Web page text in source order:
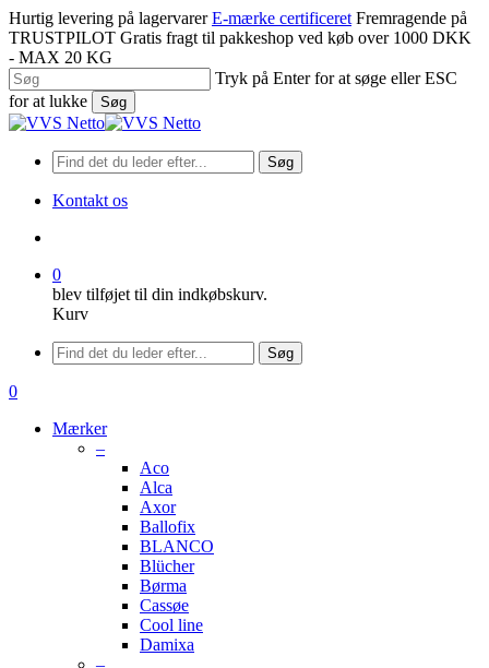
Spring
til
hovedindhold
Hurtig levering på lagervarer E-mærke certificeret Fremragende på
TRUSTPILOT Gratis fragt til pakkeshop ved køb over 1000 DKK
- MAX 20 KG
Tryk på Enter for at søge eller ESC
for at lukke
Søg
Luk
Søg
Kontakt os
0
blev tilføjet til din indkøbskurv.
Kurv
Menu
Søg
søge
0
Mærker
–
Aco
Alca
Axor
Ballofix
BLANCO
Blücher
Børma
Cassøe
Cool line
Damixa
–